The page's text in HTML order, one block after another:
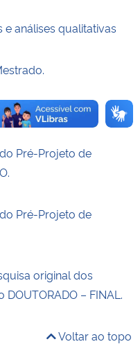
análises qualitativas
Pré-Projeto de
Pré-Projeto de
original dos
– FINAL.
Voltar ao topo